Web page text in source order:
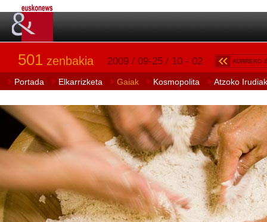
501 zenbakia 2009 / 09-25 / 10 - 02 AURREKO
Portada Elkarrizketa Gaiak Kosmopolita Atzoko Irudiak